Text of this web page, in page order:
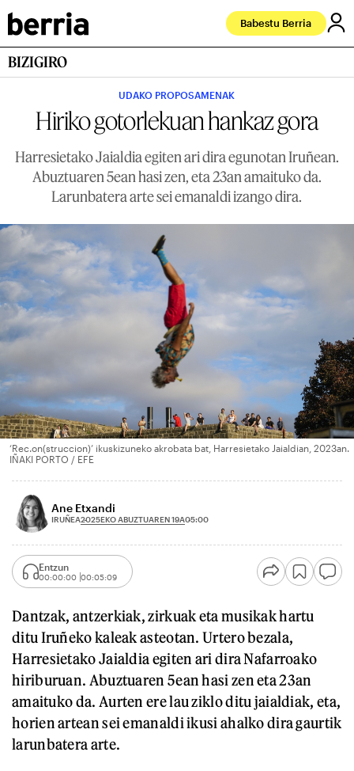
Babestu Berria
BIZIGIRO
UDAKO PROPOSAMENAK
Hiriko gotorlekuan hankaz gora
Harresietako Jaialdia egiten ari dira egunotan Iruñean.
Abuztuaren 5ean hasi zen, eta 23an amaituko da.
Larunbatera arte sei emanaldi izango dira.
‘Rec.on(struccion)’ ikuskizuneko akrobata bat, Harresietako Jaialdian, 2023an.
IÑAKI PORTO / EFE
Ane Etxandi
IRUÑEA2025EKO ABUZTUAREN 19A05:00
Entzun
00:00:00 00:05:09
Dantzak, antzerkiak, zirkuak eta musikak hartu
ditu Iruñeko kaleak asteotan. Urtero bezala,
Harresietako Jaialdia egiten ari dira Nafarroako
hiriburuan. Abuztuaren 5ean hasi zen eta 23an
amaituko da. Aurten ere lau ziklo ditu jaialdiak, eta,
horien artean sei emanaldi ikusi ahalko dira gaurtik
larunbatera arte.